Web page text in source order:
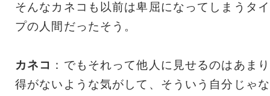
そんなカネコも以前は卑屈になってしまうタイ
プの人間だったそう。
カネコ ：でもそれって他人に見せるのはあまり
得がないような気がして、そういう自分じゃな